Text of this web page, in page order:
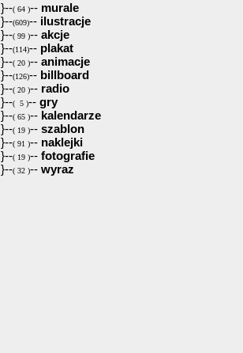
}--( 64 )-- murale
}--(609)-- ilustracje
}--( 99 )-- akcje
}--(114)-- plakat
}--( 20 )-- animacje
}--(126)-- billboard
}--( 20 )-- radio
}--( 5 )-- gry
}--( 65 )-- kalendarze
}--( 19 )-- szablon
}--( 91 )-- naklejki
}--( 19 )-- fotografie
}--( 32 )-- wyraz